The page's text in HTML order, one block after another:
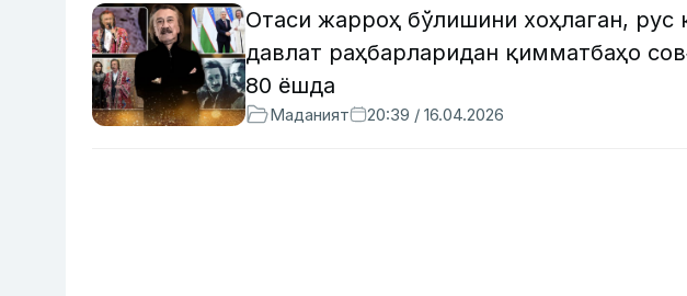
Отаси жарроҳ бўлишини хоҳлаган, рус
давлат раҳбарларидан қимматбаҳо
80 ёшда
Маданият 20:39 / 16.04.2026